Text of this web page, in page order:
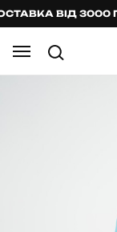
ВІД 3000